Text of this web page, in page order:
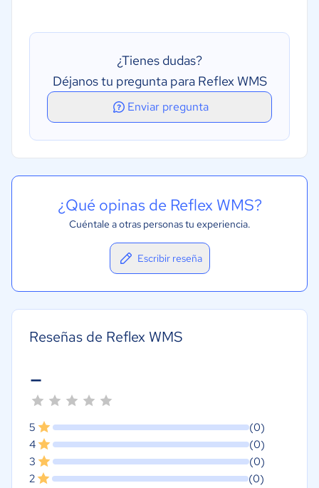
Integración Api's
Auditoría de inventario
¿Tienes dudas?
Déjanos tu pregunta para Reflex WMS
Enviar pregunta
¿Qué opinas de Reflex WMS?
Cuéntale a otras personas tu experiencia.
Escribir reseña
Reseñas de Reflex WMS
-
5
(0)
4
(0)
3
(0)
2
(0)